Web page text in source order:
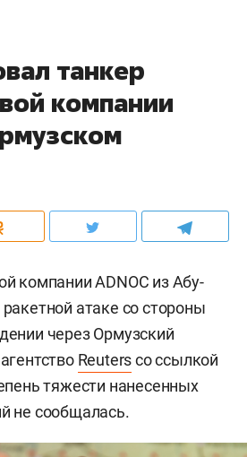
танкер
компании
компании ADNOC из Абу-
атаке со стороны
через Ормузский
Reutersсо ссылкой
тяжести нанесенных
не сообщалась.